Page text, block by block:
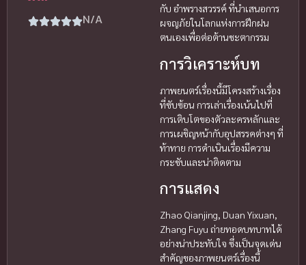
N/A
กับ อำพรางสวรรค์ ที่นำเสนอการ
ผจญภัยในโลกแห่งการฝึกฝน
ตนเองเพื่อต่อต้านชะตากรรม
การวิเคราะห์บท
ภาพยนตร์เรื่องนี้มีโครงสร้างเรื่อง
ที่ซับซ้อน การเล่าเรื่องเน้นไปที่
การเติบโตของตัวละครหลักและ
การเผชิญหน้ากับอุปสรรคต่างๆ ที่
ท้าทาย การดำเนินเรื่องมีความ
กระชับและน่าติดตาม
การแสดง
Zhao Qianjing, Duan Yixuan,
Zhang Fuyu ถ่ายทอดบทบาทได้
อย่างน่าประทับใจ ซึ่งเป็นจุดเด่น
สำคัญของภาพยนตร์เรื่องนี้